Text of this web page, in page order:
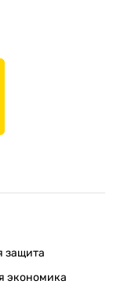
защита
экономика